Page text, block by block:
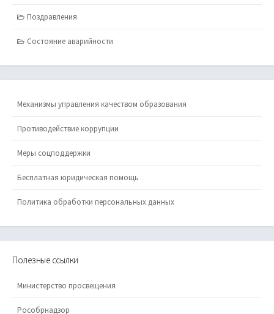
Поздравления
Состояние аварийности
Механизмы управления качеством образования
Противодействие коррупции
Меры соцподдержки
Бесплатная юридическая помощь
Политика обработки персональных данных
Полезные ссылки
Министерство просвещения
Рособрнадзор